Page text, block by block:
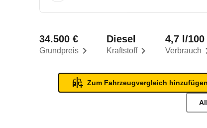
Grundpreis
34.500 €
Kraftstoff
Diesel
Verbrauch
4,7 l/100
Zum Fahrzeugvergleich hinzufügen